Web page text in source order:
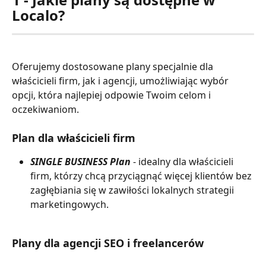
Localo?
Oferujemy dostosowane plany specjalnie dla
właścicieli firm, jak i agencji, umożliwiając wybór
opcji, która najlepiej odpowie Twoim celom i
oczekiwaniom.
Plan dla właścicieli firm
SINGLE BUSINESS Plan - idealny dla właścicieli
firm, którzy chcą przyciągnąć więcej klientów bez
zagłębiania się w zawiłości lokalnych strategii
marketingowych.
Plany dla agencji SEO i freelancerów